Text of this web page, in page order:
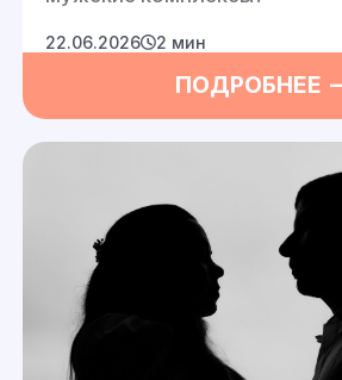
ПОДРОБНЕЕ
22.06.2026 2 мин